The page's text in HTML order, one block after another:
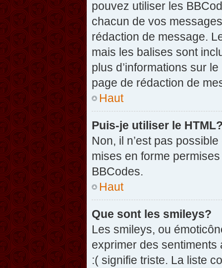
pouvez utiliser les
chacun de vos
rédaction de message.
mais les balises sont
plus d’informations sur
page de rédaction de
Haut
Puis-je utiliser le
Non, il n’est pas
mises en forme
BBCodes.
Haut
Que sont les smileys?
Les smileys, ou
exprimer des
:( signifie triste. La liste